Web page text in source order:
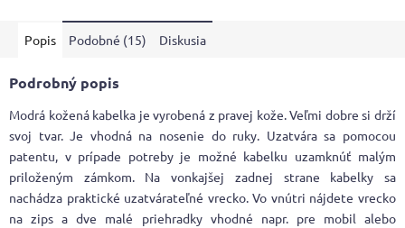
Popis Podobné (15) Diskusia
Podrobný popis
Modrá kožená kabelka je vyrobená z pravej kože. Veľmi dobre si drží
svoj tvar. Je vhodná na nosenie do ruky. Uzatvára sa pomocou
patentu, v prípade potreby je možné kabelku uzamknúť malým
priloženým zámkom. Na vonkajšej zadnej strane kabelky sa
nachádza praktické uzatvárateľné vrecko. Vo vnútri nájdete vrecko
na zips a dve malé priehradky vhodné napr. pre mobil alebo